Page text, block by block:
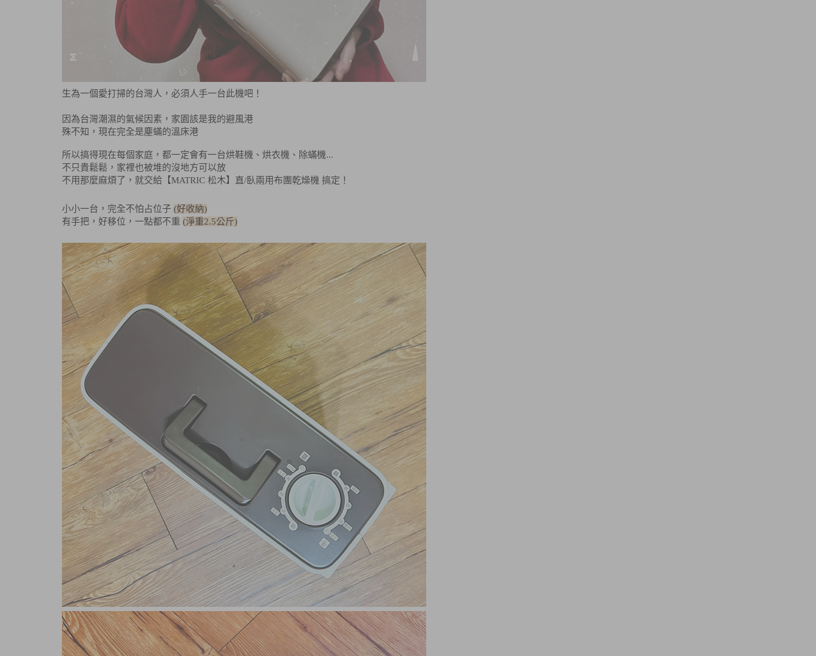
生為一個愛打掃的台灣人，必須人手一台此機吧！
因為台灣潮濕的氣候因素，家園該是我的避風港
殊不知，現在完全是塵蟎的溫床港
所以搞得現在每個家庭，都一定會有一台烘鞋機、烘衣機、除蟎機...
不只貴鬆鬆，家裡也被堆的沒地方可以放
不用那麼麻煩了，就交給 【MATRIC 松木】 直/臥兩用布團乾燥機 搞定！
小小一台，完全不怕占位子 (好收納)
有手把，好移位，一點都不重 (淨重2.5公斤)